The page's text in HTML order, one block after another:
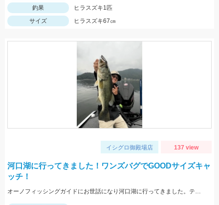
釣果
ヒラスズキ1匹
サイズ
ヒラスズキ67㎝
イシグロ御殿場店 137 view
河口湖に行ってきました！ワンズバグでGOODサイズキャ
ッチ！
オーノフィッシングガイドにお世話になり河口湖に行ってきました。テクニカルな1日でしたがワンズバグで貴重な1本を釣らせてくれましたよ！激しいバイトで大興奮で下した！